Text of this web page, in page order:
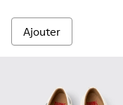
Ajouter